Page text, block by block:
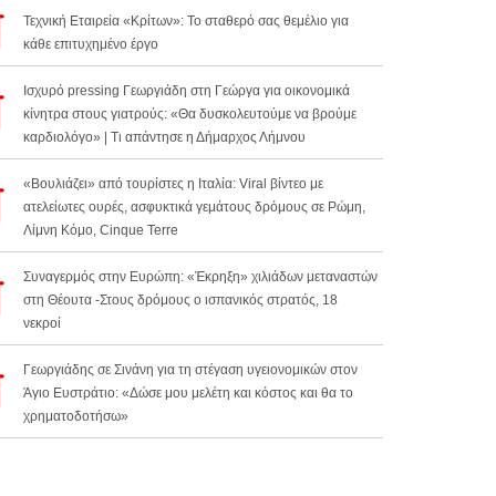
Τεχνική Εταιρεία «Κρίτων»: Το σταθερό σας θεμέλιο για
κάθε επιτυχημένο έργο
Ισχυρό pressing Γεωργιάδη στη Γεώργα για οικονομικά
κίνητρα στους γιατρούς: «Θα δυσκολευτούμε να βρούμε
καρδιολόγο» | Τι απάντησε η Δήμαρχος Λήμνου
«Βουλιάζει» από τουρίστες η Ιταλία: Viral βίντεο με
ατελείωτες ουρές, ασφυκτικά γεμάτους δρόμους σε Ρώμη,
Λίμνη Κόμο, Cinque Terre
Συναγερμός στην Ευρώπη: «Έκρηξη» χιλιάδων μεταναστών
στη Θέουτα -Στους δρόμους ο ισπανικός στρατός, 18
νεκροί
Γεωργιάδης σε Σινάνη για τη στέγαση υγειονομικών στον
Άγιο Ευστράτιο: «Δώσε μου μελέτη και κόστος και θα το
χρηματοδοτήσω»